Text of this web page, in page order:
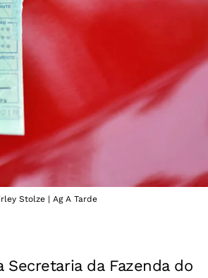
Stolze | Ag A Tarde
da Fazenda do